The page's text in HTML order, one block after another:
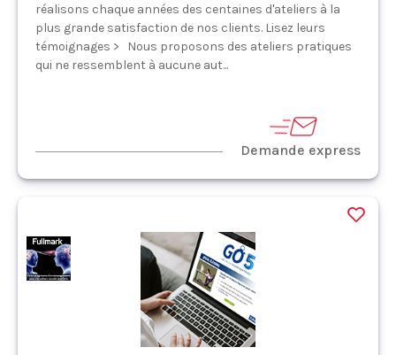
réalisons chaque années des centaines d'ateliers à la
plus grande satisfaction de nos clients. Lisez leurs
témoignages > Nous proposons des ateliers pratiques
qui ne ressemblent à aucune aut...
Demande express